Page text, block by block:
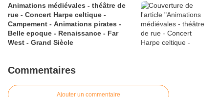
Animations médiévales - théâtre de
rue - Concert Harpe celtique -
Campement - Animations pirates -
Belle epoque - Renaissance - Far
West - Grand Siècle
Commentaires
Ajouter un commentaire